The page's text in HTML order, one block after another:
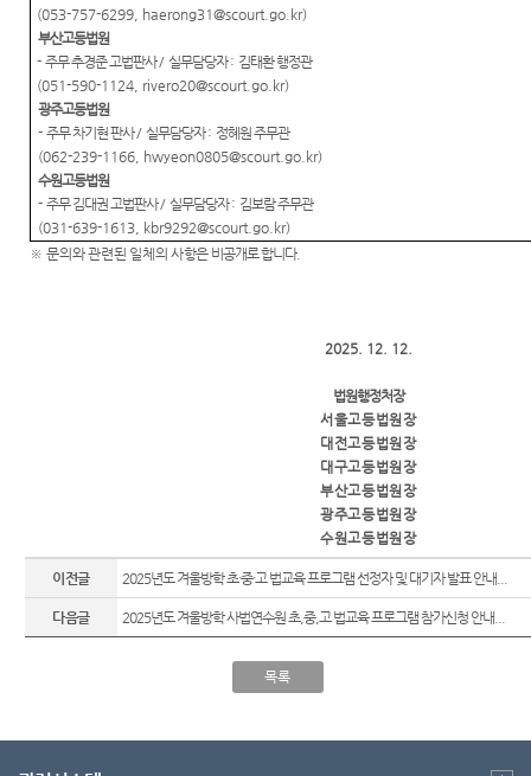
(053-757-6299, haerong31@scourt.go.kr)
부산고등법원
-주무 추경준 고법판사/실무담당자: 김태환 행정관
(051-590-1124, rivero20@scourt.go.kr)
광주고등법원
-주무 차기현 판사/실무담당자: 정혜원 주무관
(062-239-1166, hwyeon0805@scourt.go.kr)
수원고등법원
-주무 김대권 고법판사/실무담당자: 김보람 주무관
(031-639-1613, kbr9292@scourt.go.kr)
※문의와 관련된 일체의 사항은 비공개로 합니다.
2025. 12. 12.
법원행정처장
서울고등법원장
대전고등법원장
대구고등법원장
부산고등법원장
광주고등법원장
수원고등법원장
이전글 2025년도 겨울방학 초·중·고 법교육 프로그램 선정자 및 대기자 발표 안내...
다음글 2025년도 겨울방학 사법연수원 초,중,고 법교육 프로그램 참가신청 안내...
목록